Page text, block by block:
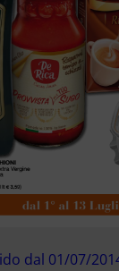
dal 01/07/